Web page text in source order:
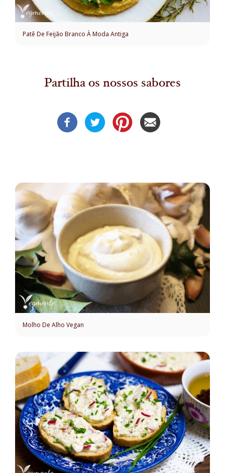
Patê De Feijão Branco À Moda Antiga
Partilha os nossos sabores
Molho De Alho Vegan